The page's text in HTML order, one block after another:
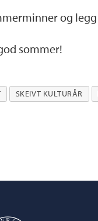
og
sommer!
SKEIVT KULTURÅR